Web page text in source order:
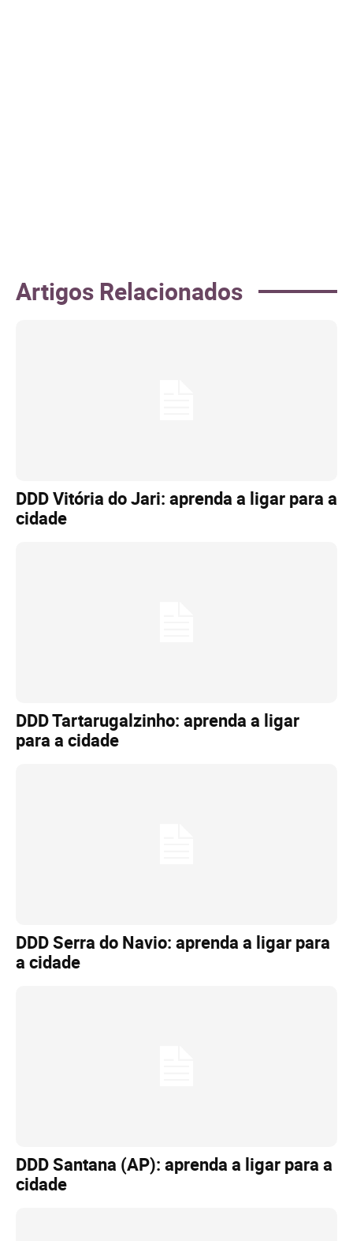
Artigos Relacionados
DDD Vitória do Jari: aprenda a ligar para a
cidade
DDD Tartarugalzinho: aprenda a ligar
para a cidade
DDD Serra do Navio: aprenda a ligar para
a cidade
DDD Santana (AP): aprenda a ligar para a
cidade